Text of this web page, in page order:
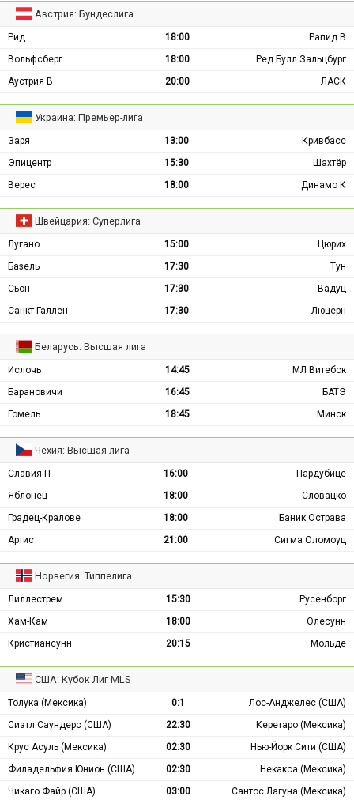
Австрия: Бундеслига
Рид 18:00
Рапид В
Вольфсберг
18:00
Ред Булл Зальцбург
Аустрия В
20:00 ЛАСК
Украина: Премьер-лига
Заря 13:00
Кривбасс
Эпицентр
15:30
Шахтёр
Верес
18:00 Динамо К
Швейцария: Суперлига
Лугано 15:00
Цюрих
Базель
17:30
Тун
Сьон
17:30
Вадуц
Санкт-Галлен
17:30 Люцерн
Беларусь: Высшая лига
Ислочь 14:45
МЛ Витебск
Барановичи
16:45
БАТЭ
Гомель
18:45 Минск
Чехия: Высшая лига
Славия П 16:00
Пардубице
Яблонец
18:00
Словацко
Градец-Кралове
18:00
Баник Острава
Артис
21:00 Сигма Оломоуц
Норвегия: Типпелига
Лиллестрем 15:30
Русенборг
Хам-Кам
18:00
Олесунн
Кристиансунн
20:15 Мольде
США: Кубок Лиг MLS
Толука (Мексика) 0:1
Лос-Анджелес (США)
Сиэтл Саундерс (США)
22:30
Керетаро (Мексика)
Крус Асуль (Мексика)
02:30
Нью-Йорк Сити (США)
Филадельфия Юнион (США)
02:30
Некакса (Мексика)
Чикаго Файр (США)
03:00
Сантос Лагуна (Мексика)